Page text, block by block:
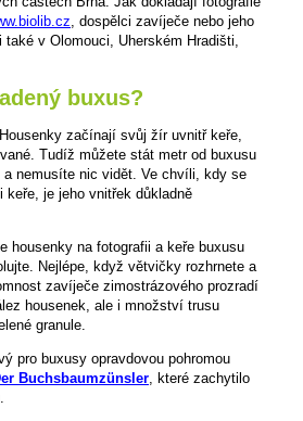
, dospělci zavíječe nebo jeho
také v Olomouci, Uherském Hradišti,
buxus?
začínají svůj žír uvnitř keře,
Tudíž můžete stát metr od buxusu
a nemusíte nic vidět. Ve chvíli, kdy se
keře, je jeho vnitřek důkladně
housenky na fotografii a keře buxusu
Nejlépe, když větvičky rozhrnete a
zavíječe zimostrázového prozradí
housenek, ale i množství trusu
granule.
pro buxusy opravdovou pohromou
Buchsbaumzünsler , které zachytilo